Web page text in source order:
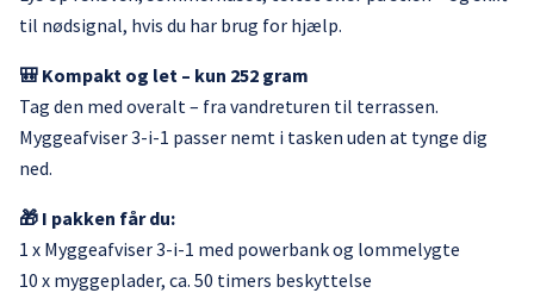
til nødsignal, hvis du har brug for hjælp.
🎒 Kompakt og let – kun 252 gram
Tag den med overalt – fra vandreturen til terrassen.
Myggeafviser 3-i-1 passer nemt i tasken uden at tynge dig
ned.
🎁 I pakken får du:
1 x Myggeafviser 3-i-1 med powerbank og lommelygte
10 x myggeplader, ca. 50 timers beskyttelse